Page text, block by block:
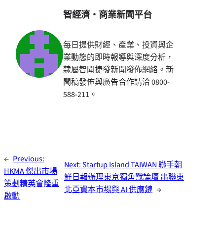
智經濟・商業新聞平台
每日提供財經、產業、投資與企
業動態的即時報導與深度分析，
隸屬智聞捷發新聞發佈網絡。新
聞稿發佈與廣告合作請洽 0800-
588-211。
← Previous:
HKMA 傑出市場
策劃精英會隆重
啟動
Next:Startup Island TAIWAN 聯手朝
鮮日報辦理東京獨角獸論壇 串聯東
北亞資本市場與 AI 供應鏈 →